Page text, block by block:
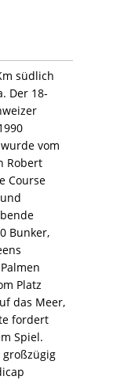
südlich
Der 18-
vom
Robert
Course
Bunker,
Platz
das Meer,
fordert
Spiel.
großzügig